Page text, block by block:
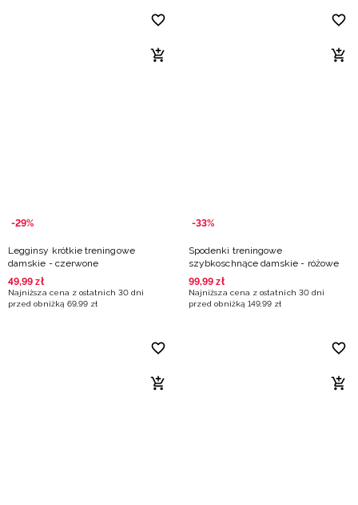
-29%
Legginsy krótkie treningowe
damskie - czerwone
49,99 zł
Najniższa cena z ostatnich 30 dni
przed obniżką 69,99 zł
-33%
Spodenki treningowe
szybkoschnące damskie - różowe
99,99 zł
Najniższa cena z ostatnich 30 dni
przed obniżką 149,99 zł